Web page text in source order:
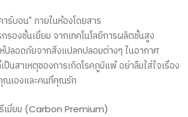
ร์บอน" ภายในห้องโดยสาร
รองชั้นเยี่ยม จากเทคโนโลยีการผลิตชั้นสูง
ลอดภัยจากสิ่งแปลกปลอมต่างๆ ในอากาศ
ป็นสาเหตุของการเกิดโรคภูมิแพ้ อย่าลืมใส่ใจเรื่อง
ณเองและคนที่คุณรัก
เมี่ยม (Carbon Premium)